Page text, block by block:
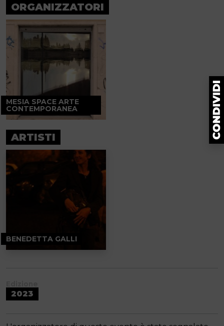
ORGANIZZATORI
MESIA SPACE ARTE
CONTEMPORANEA
ARTISTI
BENEDETTA GALLI
2023